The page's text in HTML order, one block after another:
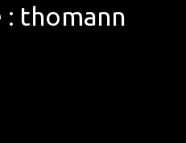
: thomann